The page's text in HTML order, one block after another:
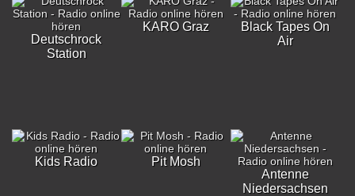
Deutschrock
Station
KARO Graz
Black Tapes On
Air
Kids Radio
Pit Mosh
Antenne
Niedersachsen